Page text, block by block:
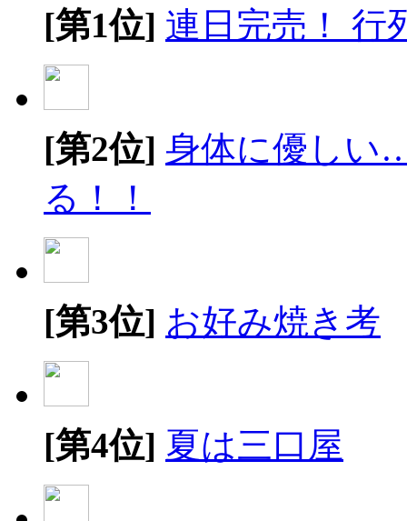
[第1位] 連日完売！ 行
[第2位] 身体に優しい
る！！
[第3位] お好み焼き考
[第4位] 夏は三口屋